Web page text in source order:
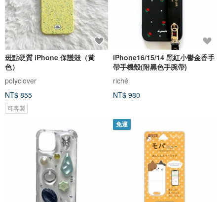
斑點硬質 iPhone 保護殼（黃
色）
polyclover
NT$ 855
可客製
iPhone16/15/14 黑紅小鬱金香手
帶手機殼(附黑色手腕帶)
riché
NT$ 980
免運